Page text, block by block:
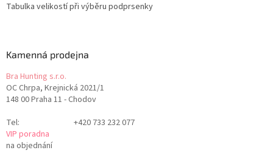
Tabulka velikostí při výběru podprsenky
Kamenná prodejna
Bra Hunting s.r.o.
OC Chrpa, Krejnická 2021/1
148 00 Praha 11 - Chodov
Tel:
+420 733 232 077
VIP poradna
na objednání